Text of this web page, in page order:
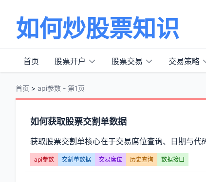
如何炒股票知识
首页 股票开户 股票交易 交易策略
首页 > api参数 - 第1页
分
类
【api
如何获取股票交割单数据
获取股票交割单核心在于交易席位查询、日期与代
api参数 交割单数据 交易席位 历史查询 数据接口